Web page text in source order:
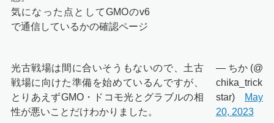
気になった点としてGMOのv6
で通信しているかの確認ページ
光古戦場は間に合いそうもないので、土古
戦場に向けた準備を始めているんですが、
とりあえずGMO・ドコモ光とグラブルの相
性が悪いことだけわかりました。
— ちか (@
chika_trick
star)
May
20, 2023